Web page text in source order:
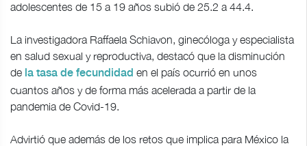
adolescentes de 15 a 19 años subió de 25.2 a 44.4.
La investigadora Raffaela Schiavon, ginecóloga y especialista
en salud sexual y reproductiva, destacó que la disminución
de la tasa de fecundidad en el país ocurrió en unos
cuantos años y de forma más acelerada a partir de la
pandemia de Covid-19.
Advirtió que además de los retos que implica para México la